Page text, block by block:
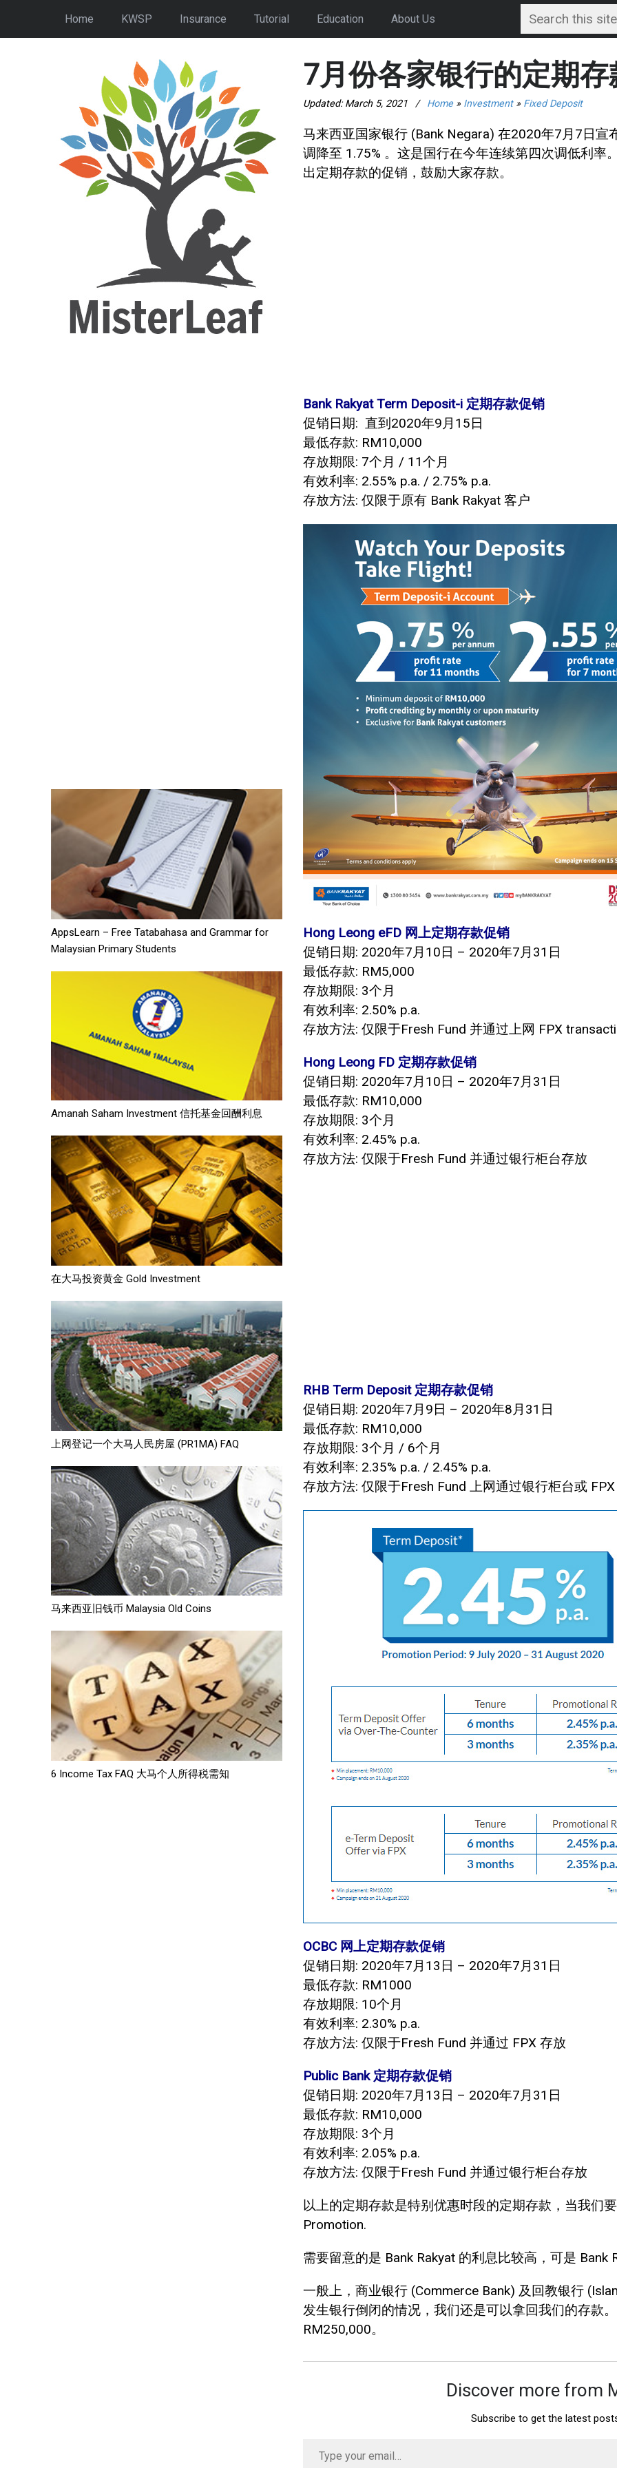
Home KWSP Insurance Tutorial Education About Us
AppsLearn – Free Tatabahasa and Grammar for
Malaysian Primary Students
Amanah Saham Investment 信托基金回酬利息
在大马投资黄金 Gold Investment
上网登记一个大马人民房屋 (PR1MA) FAQ
马来西亚旧钱币 Malaysia Old Coins
6 Income Tax FAQ 大马个人所得税需知
7月份各家银行的定期
Updated: March 5, 2021 / Home» Investment» Fixed Deposit
马来西亚国家银行 (Bank Negara) 在2020年7月7日宣
调降至 1.75% 。这是国行在今年连续第四次调低利
出定期存款的促销，鼓励大家存款。
Bank Rakyat Term Deposit-i 定期存款促销
促销日期: 直到2020年9月15日
最低存款: RM10,000
存放期限: 7个月 / 11个月
有效利率: 2.55% p.a. / 2.75% p.a.
存放方法: 仅限于原有 Bank Rakyat 客户
Hong Leong eFD 网上定期存款促销
促销日期: 2020年7月10日 – 2020年7月31日
最低存款: RM5,000
存放期限: 3个月
有效利率: 2.50% p.a.
存放方法: 仅限于Fresh Fund 并通过上网 FPX
Hong Leong FD 定期存款促销
促销日期: 2020年7月10日 – 2020年7月31日
最低存款: RM10,000
存放期限: 3个月
有效利率: 2.45% p.a.
存放方法: 仅限于Fresh Fund 并通过银行柜台存放
RHB Term Deposit 定期存款促销
促销日期: 2020年7月9日 – 2020年8月31日
最低存款: RM10,000
存放期限: 3个月 / 6个月
有效利率: 2.35% p.a. / 2.45% p.a.
存放方法: 仅限于Fresh Fund 上网通过银行柜台或
OCBC 网上定期存款促销
促销日期: 2020年7月13日 – 2020年7月31日
最低存款: RM1000
存放期限: 10个月
有效利率: 2.30% p.a.
存放方法: 仅限于Fresh Fund 并通过 FPX 存放
Public Bank 定期存款促销
促销日期: 2020年7月13日 – 2020年7月31日
最低存款: RM10,000
存放期限: 3个月
有效利率: 2.05% p.a.
存放方法: 仅限于Fresh Fund 并通过银行柜台存放
以上的定期存款是特别优惠时段的定期存款，当我们
Promotion.
需要留意的是 Bank Rakyat 的利息比较高，可是 Bank
一般上，商业银行 (Commerce Bank) 及回教银行
发生银行倒闭的情况，我们还是可以拿回我们的存款
RM250,000。
Discover more from
Subscribe to get the latest
your